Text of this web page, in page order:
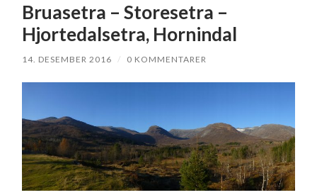
Bruasetra – Storesetra –
Hjortedalsetra, Hornindal
14. DESEMBER 2016 / 0 KOMMENTARER